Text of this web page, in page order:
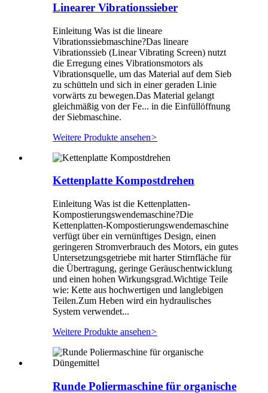
Linearer Vibrationssieber
Einleitung Was ist die lineare
Vibrationssiebmaschine?Das lineare
Vibrationssieb (Linear Vibrating Screen) nutzt
die Erregung eines Vibrationsmotors als
Vibrationsquelle, um das Material auf dem Sieb
zu schütteln und sich in einer geraden Linie
vorwärts zu bewegen.Das Material gelangt
gleichmäßig von der Fe... in die Einfüllöffnung
der Siebmaschine.
Weitere Produkte ansehen>
Kettenplatte Kompostdrehen
Einleitung Was ist die Kettenplatten-
Kompostierungswendemaschine?Die
Kettenplatten-Kompostierungswendemaschine
verfügt über ein vernünftiges Design, einen
geringeren Stromverbrauch des Motors, ein gutes
Untersetzungsgetriebe mit harter Stirnfläche für
die Übertragung, geringe Geräuschentwicklung
und einen hohen Wirkungsgrad.Wichtige Teile
wie: Kette aus hochwertigen und langlebigen
Teilen.Zum Heben wird ein hydraulisches
System verwendet...
Weitere Produkte ansehen>
Runde Poliermaschine für organische